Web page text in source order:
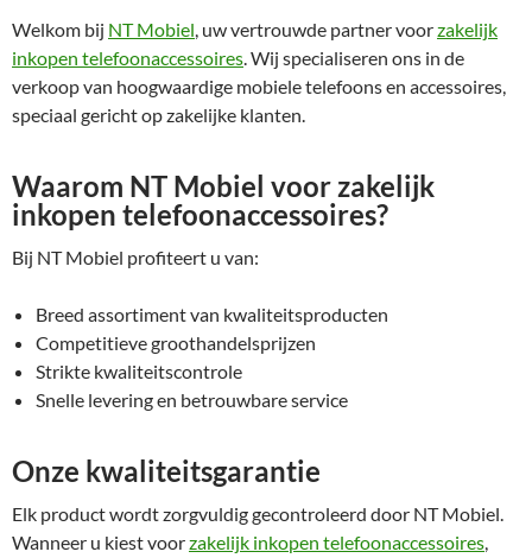
Welkom bij NT Mobiel, uw vertrouwde partner voorzakelijk
inkopen telefoonaccessoires. Wij specialiseren ons in de
verkoop van hoogwaardige mobiele telefoons en accessoires,
speciaal gericht op zakelijke klanten.
Waarom NT Mobiel voor zakelijk
inkopen telefoonaccessoires?
Bij NT Mobiel profiteert u van:
Breed assortiment van kwaliteitsproducten
Competitieve groothandelsprijzen
Strikte kwaliteitscontrole
Snelle levering en betrouwbare service
Onze kwaliteitsgarantie
Elk product wordt zorgvuldig gecontroleerd door NT Mobiel.
Wanneer u kiest voorzakelijk inkopen telefoonaccessoires,